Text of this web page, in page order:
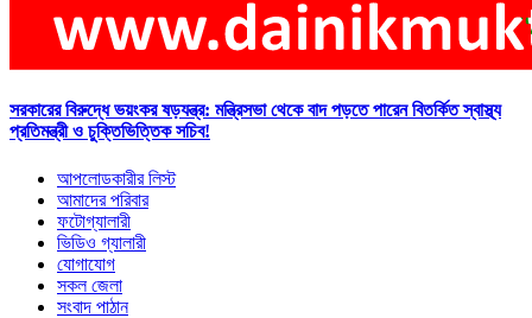
সরকারের বিরুদ্ধে ভয়ংকর ষড়যন্ত্র: মন্ত্রিসভা থেকে বাদ পড়তে পারেন বিতর্কিত স্বাস্থ্য
প্রতিমন্ত্রী ও চুক্তিভিত্তিক সচিব!
আপলোডকারীর লিস্ট
আমাদের পরিবার
ফটোগ্যালারী
ভিডিও গ্যালারী
যোগাযোগ
সকল জেলা
সংবাদ পাঠান